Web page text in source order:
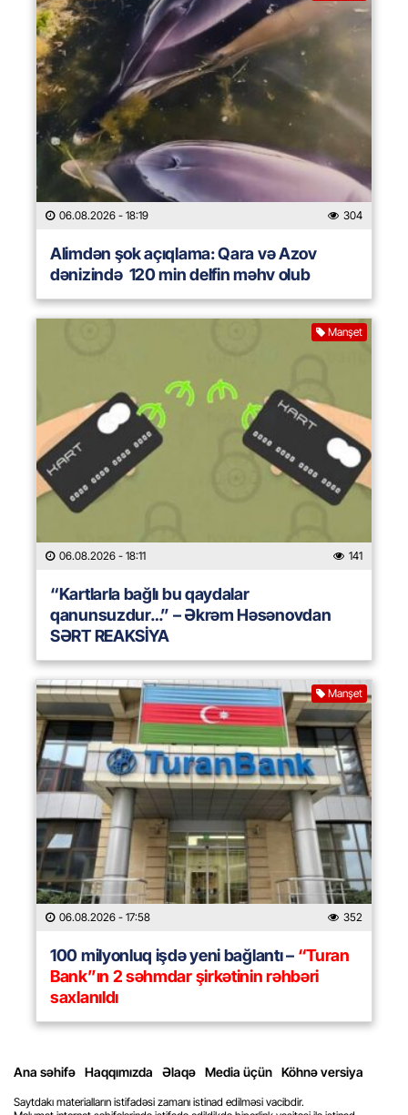
06.08.2026 - 18:19 304
Alimdən şok açıqlama: Qara və Azov
dənizində 120 min delfin məhv olub
Manşet
06.08.2026 - 18:11 141
“Kartlarla bağlı bu qaydalar
qanunsuzdur…” – Əkrəm Həsənovdan
SƏRT REAKSİYA
Manşet
06.08.2026 - 17:58 352
100 milyonluq işdə yeni bağlantı –“Turan
Bank”ın 2 səhmdar şirkətinin rəhbəri
saxlanıldı
Ana səhifə Haqqımızda Əlaqə Media üçün Köhnə versiya
Saytdakı materialların istifadəsi zamanı istinad edilməsi vacibdir.